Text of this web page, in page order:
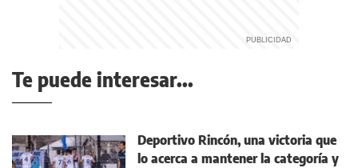
Te puede interesar...
Deportivo Rincón, una victoria que
lo acerca a mantener la categoría y